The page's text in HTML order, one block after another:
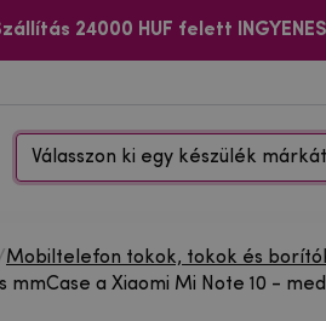
24000 HUF felett INGYENES
Válasszon ki egy készülék márkát
Mobiltelefon tokok, tokok és
mmCase a Xiaomi Mi Note 10 -